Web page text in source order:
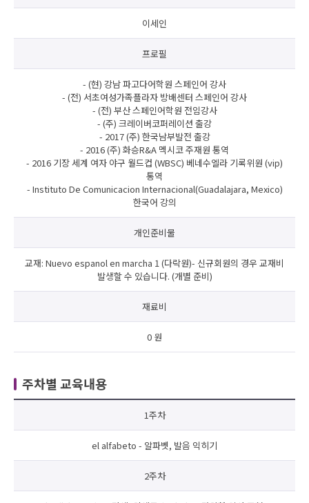
이세인
프로필
- (현) 강남 파고다어학원 스페인어 강사
- (전) 서초여성가족플라자 방배센터 스페인어 강사
- (전) 부산 스페인어학원 전임강사
- (주) 크레이버코퍼레이션 출강
- 2017 (주) 한국남부발전 출강
- 2016 (주) 화승R&A 멕시코 주재원 통역
- 2016 기장 세계 여자 야구 월드컵 (WBSC) 베네수엘라 기록위원 (vip)
통역
- Instituto De Comunicacion Internacional(Guadalajara, Mexico)
한국어 강의
개인준비물
교재: Nuevo espanol en marcha 1 (다락원)- 신규회원의 경우 교재비
발생할 수 있습니다. (개별 준비)
재료비
0 원
주차별 교육내용
1주차
el alfabeto - 알파벳, 발음 익히기
2주차